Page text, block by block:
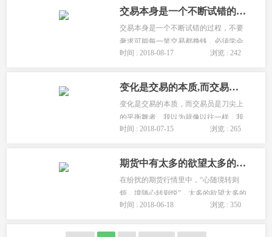
来寻找参与大概率事件的时机，结合资
金管理来防范小概率事件发生。...
交易本身是一个不断试错的过程
交易本身是一个不断试错的过程，不要
奢求可能每一笔交易都挣钱，必须学会
摆脱对已完成交易的关注与纠结。应更
当下的盈亏脱离，周而复始。...
时间 : 2018-08-17 浏览 : 242
变化是交易的本质,而交易员是刀尖上的平衡舞者
变化是交易的本质，而交易员是刀尖上
的平衡舞者。我以为就像以往一样，我
会纠缠着无法原谅自己，亏损将日日夜
量，鼓足勇气重头再来。...
时间 : 2018-07-15 浏览 : 265
期货中有太多的欲望太多的恐惧,你唯一能控制的是你自己的心
在纷扰的期货行情里中，“心随境转则
烦，境随心转则悦”，太多的欲望太多的
恐惧，你唯一能控制的是你自己的
时间 : 2018-06-18 浏览 : 350